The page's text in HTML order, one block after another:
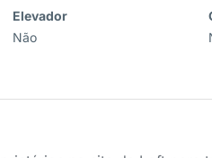
Elevador
Não